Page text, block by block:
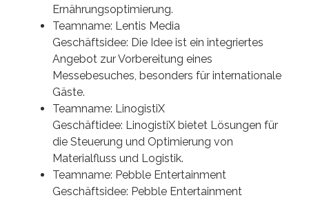
Ernährungsoptimierung.
Teamname: Lentis Media
Geschäftsidee: Die Idee ist ein integriertes
Angebot zur Vorbereitung eines
Messebesuches, besonders für internationale
Gäste.
Teamname: LinogistiX
Geschäftidee: LinogistiX bietet Lösungen für
die Steuerung und Optimierung von
Materialfluss und Logistik.
Teamname: Pebble Entertainment
Geschäftsidee: Pebble Entertainment